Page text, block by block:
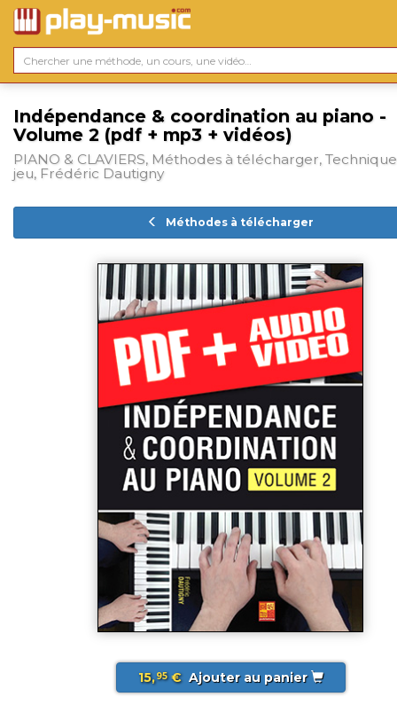
Indépendance & coordination au piano -
Volume 2 (pdf + mp3 + vidéos)
PIANO & CLAVIERS, Méthodes à télécharger,
jeu, Frédéric Dautigny
Méthodes à télécharger
15,95€ Ajouter au panier